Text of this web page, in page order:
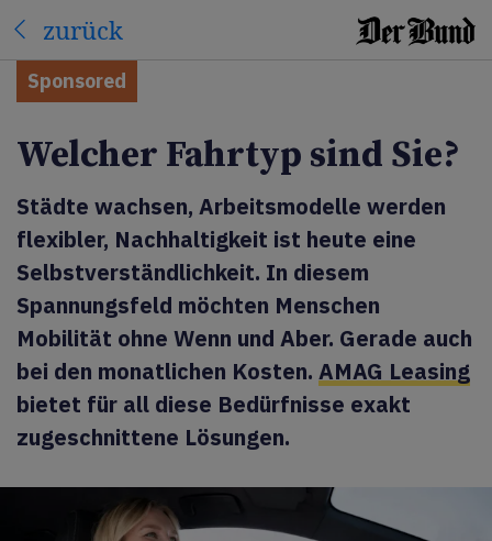
zurück
Sponsored
Welcher Fahrtyp sind Sie?
Städte wachsen, Arbeitsmodelle werden
flexibler, Nachhaltigkeit ist heute eine
Selbstverständlichkeit. In diesem
Spannungsfeld möchten Menschen
Mobilität ohne Wenn und Aber. Gerade auch
bei den monatlichen Kosten. AMAG Leasing
bietet für all diese Bedürfnisse exakt
zugeschnittene Lösungen.